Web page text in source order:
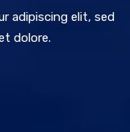
adipiscing elit, sed
dolore.